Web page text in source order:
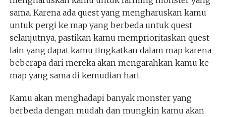
sama. Karena ada quest yang mengharuskan kamu
untuk pergi ke map yang berbeda untuk quest
selanjutnya, pastikan kamu memprioritaskan quest
lain yang dapat kamu tingkatkan dalam map karena
beberapa dari mereka akan mengarahkan kamu ke
map yang sama di kemudian hari.
Kamu akan menghadapi banyak monster yang
berbeda dengan mudah dan mungkin kamu akan